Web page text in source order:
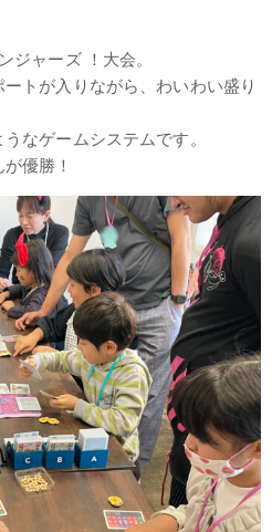
ジャーズ ！大会。
トが入りながら、わいわい盛り
なゲームシステムです。
優勝！